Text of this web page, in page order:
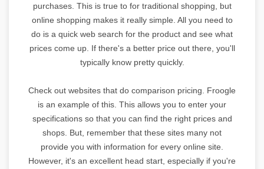
purchases. This is true to for traditional shopping, but
online shopping makes it really simple. All you need to
do is a quick web search for the product and see what
prices come up. If there's a better price out there, you'll
typically know pretty quickly.
Check out websites that do comparison pricing. Froogle
is an example of this. This allows you to enter your
specifications so that you can find the right prices and
shops. But, remember that these sites many not
provide you with information for every online site.
However, it's an excellent head start, especially if you're